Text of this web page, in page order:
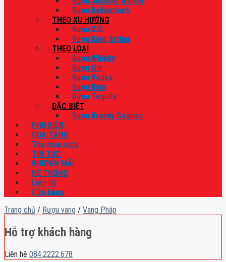
Rượu Ballantine’s
THEO XU HƯỚNG
Rượu X.O
Rượu King Arthur
THEO LOẠI
Rượu Whisky
Rượu Gin
Rượu Vodka
Rượu Rum
Rượu Tequila
ĐẶC BIỆT
Rượu Brandy Cognac
PHỤ KIỆN
QUÀ TẶNG
Thu mua rượu
TIN TỨC
KHUYẾN MÃI
HỆ THỐNG
Liên hệ
Cửa hàng
Trang chủ / Rượu vang / Vang Pháp
Hỗ trợ khách hàng
Liên hệ 084.2222.678